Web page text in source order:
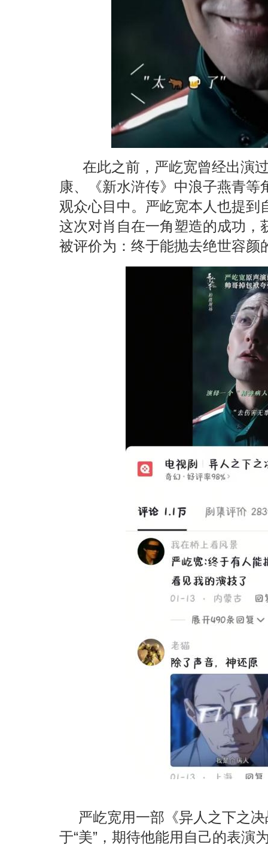
在此之前，严屹宽曾经出演
康、《新水浒传》中浪子燕青等
观众心目中。严屹宽本人也提到
这次对肖自在一角塑造的成功，
被评价为：终于能抛去绝世容颜
严屹宽用一部《异人之下之
于“美”，期待他能用自己的表演